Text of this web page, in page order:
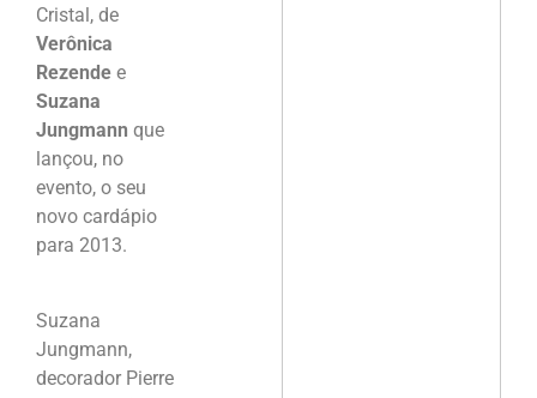
Cristal, de
Verônica
Rezende e
Suzana
Jungmann que
lançou, no
evento, o seu
novo cardápio
para 2013.
Suzana
Jungmann,
decorador Pierre